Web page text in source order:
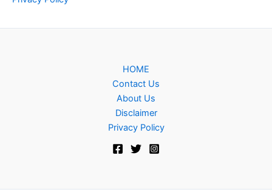
HOME
Contact Us
About Us
Disclaimer
Privacy Policy